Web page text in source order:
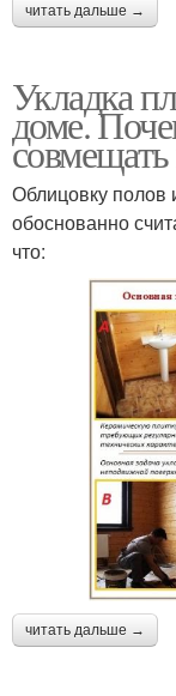
читать дальше →
Укладка
доме.
Облицовку полов
обоснованно
что:
читать дальше →